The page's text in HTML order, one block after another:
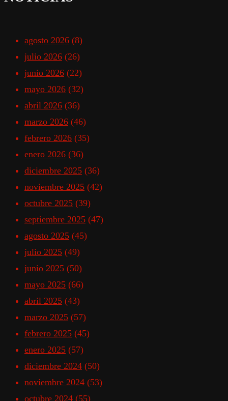
agosto 2026 (8)
julio 2026 (26)
junio 2026 (22)
mayo 2026 (32)
abril 2026 (36)
marzo 2026 (46)
febrero 2026 (35)
enero 2026 (36)
diciembre 2025 (36)
noviembre 2025 (42)
octubre 2025 (39)
septiembre 2025 (47)
agosto 2025 (45)
julio 2025 (49)
junio 2025 (50)
mayo 2025 (66)
abril 2025 (43)
marzo 2025 (57)
febrero 2025 (45)
enero 2025 (57)
diciembre 2024 (50)
noviembre 2024 (53)
octubre 2024 (55)